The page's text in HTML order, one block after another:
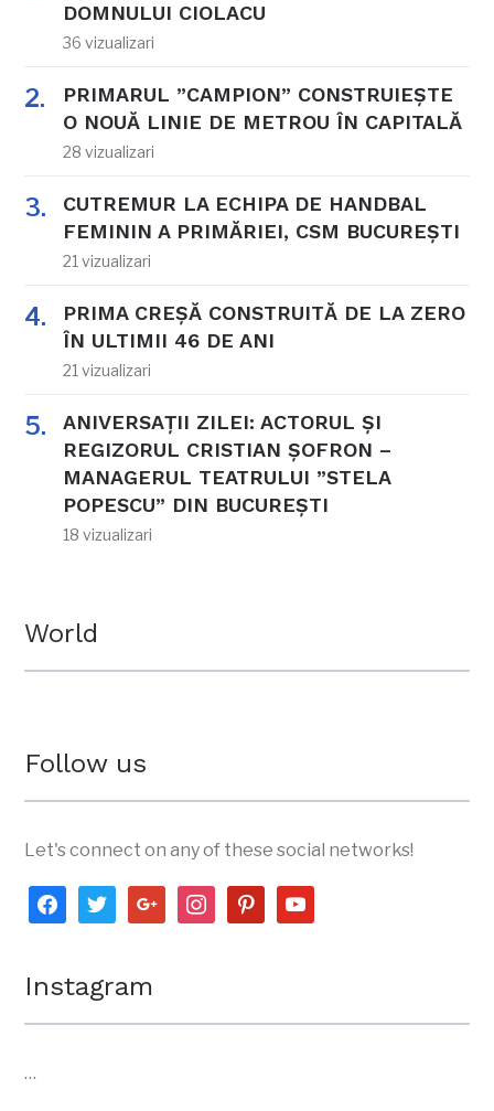
DOMNULUI CIOLACU
36 vizualizari
PRIMARUL ”CAMPION” CONSTRUIEȘTE
O NOUĂ LINIE DE METROU ÎN CAPITALĂ
28 vizualizari
CUTREMUR LA ECHIPA DE HANDBAL
FEMININ A PRIMĂRIEI, CSM BUCUREȘTI
21 vizualizari
PRIMA CREȘĂ CONSTRUITĂ DE LA ZERO
ÎN ULTIMII 46 DE ANI
21 vizualizari
ANIVERSAȚII ZILEI: ACTORUL ȘI
REGIZORUL CRISTIAN ȘOFRON –
MANAGERUL TEATRULUI ”STELA
POPESCU” DIN BUCUREȘTI
18 vizualizari
World
Follow us
Let's connect on any of these social networks!
facebooktwittergoogleinstagrampinterestyoutube
Instagram
…